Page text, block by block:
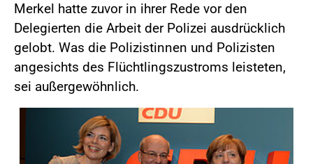
Merkel hatte zuvor in ihrer Rede vor den
Delegierten die Arbeit der Polizei ausdrücklich
gelobt. Was die Polizistinnen und Polizisten
angesichts des Flüchtlingszustroms leisteten,
sei außergewöhnlich.